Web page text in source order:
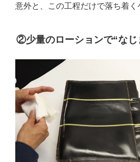
意外と、この工程だけで落ち着く
②少量のローションで“なじ